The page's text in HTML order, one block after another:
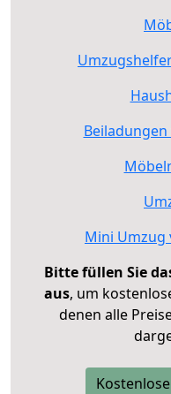
Mini Umzug
Bitte füllen Sie
aus, um
denen alle